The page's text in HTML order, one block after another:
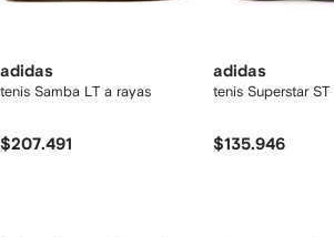
adidas
tenis Samba LT a rayas
$207.491
adidas
tenis Superstar ST
$135.946